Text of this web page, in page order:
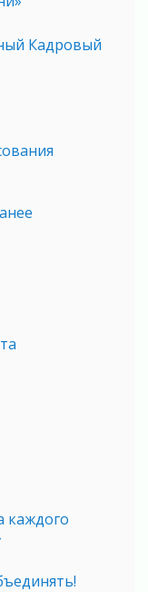
Кадровый
каждого